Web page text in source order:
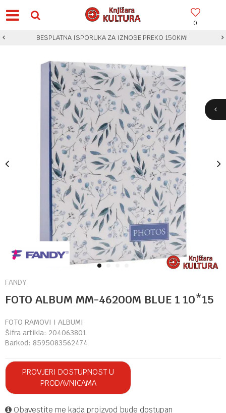
0
BESPLATNA ISPORUKA ZA IZNOSE PREKO 150KM!
1
FANDY
FOTO ALBUM MM-46200M BLUE 1 10*15
FOTO RAMOVI I ALBUMI
Šifra artikla: 204063801
Barkod: 8595083562474
PROVJERI DOSTUPNOST U
PRODAVNICAMA
Obavestite me kada proizvod bude dostupan